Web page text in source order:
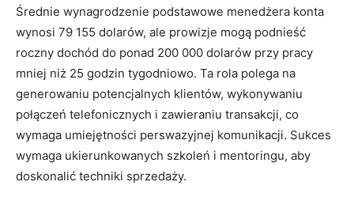
Średnie wynagrodzenie podstawowe menedżera konta
wynosi 79 155 dolarów, ale prowizje mogą podnieść
roczny dochód do ponad 200 000 dolarów przy pracy
mniej niż 25 godzin tygodniowo. Ta rola polega na
generowaniu potencjalnych klientów, wykonywaniu
połączeń telefonicznych i zawieraniu transakcji, co
wymaga umiejętności perswazyjnej komunikacji. Sukces
wymaga ukierunkowanych szkoleń i mentoringu, aby
doskonalić techniki sprzedaży.